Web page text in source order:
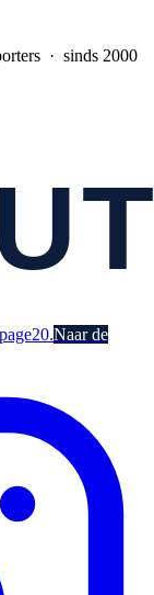
· sinds 2000
Naar de